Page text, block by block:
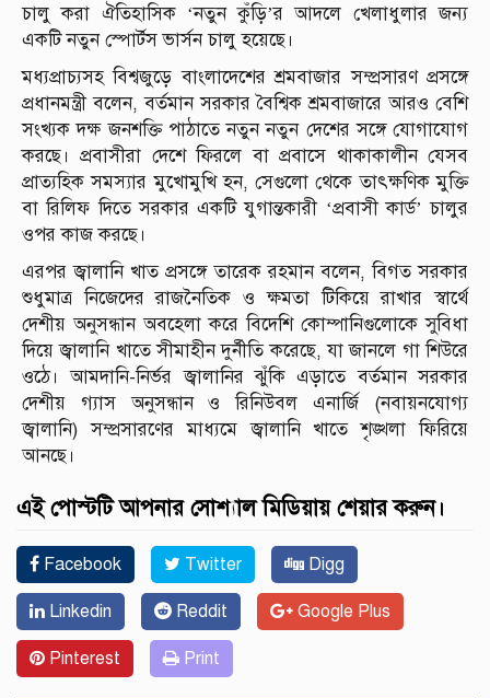
চালু করা ঐতিহাসিক ‘নতুন কুঁড়ি’র আদলে খেলাধুলার জন্য
একটি নতুন স্পোর্টস ভার্সন চালু হয়েছে।
মধ্যপ্রাচ্যসহ বিশ্বজুড়ে বাংলাদেশের শ্রমবাজার সম্প্রসারণ প্রসঙ্গে
প্রধানমন্ত্রী বলেন, বর্তমান সরকার বৈশ্বিক শ্রমবাজারে আরও বেশি
সংখ্যক দক্ষ জনশক্তি পাঠাতে নতুন নতুন দেশের সঙ্গে যোগাযোগ
করছে। প্রবাসীরা দেশে ফিরলে বা প্রবাসে থাকাকালীন যেসব
প্রাত্যহিক সমস্যার মুখোমুখি হন, সেগুলো থেকে তাৎক্ষণিক মুক্তি
বা রিলিফ দিতে সরকার একটি যুগান্তকারী ‘প্রবাসী কার্ড’ চালুর
ওপর কাজ করছে।
এরপর জ্বালানি খাত প্রসঙ্গে তারেক রহমান বলেন, বিগত সরকার
শুধুমাত্র নিজেদের রাজনৈতিক ও ক্ষমতা টিকিয়ে রাখার স্বার্থে
দেশীয় অনুসন্ধান অবহেলা করে বিদেশি কোম্পানিগুলোকে সুবিধা
দিয়ে জ্বালানি খাতে সীমাহীন দুর্নীতি করেছে, যা জানলে গা শিউরে
ওঠে। আমদানি-নির্ভর জ্বালানির ঝুঁকি এড়াতে বর্তমান সরকার
দেশীয় গ্যাস অনুসন্ধান ও রিনিউবল এনার্জি (নবায়নযোগ্য
জ্বালানি) সম্প্রসারণের মাধ্যমে জ্বালানি খাতে শৃঙ্খলা ফিরিয়ে
আনছে।
এই পোস্টটি আপনার সোশ্যাল মিডিয়ায় শেয়ার করুন।
Facebook Twitter Digg
Linkedin Reddit Google Plus
Pinterest Print